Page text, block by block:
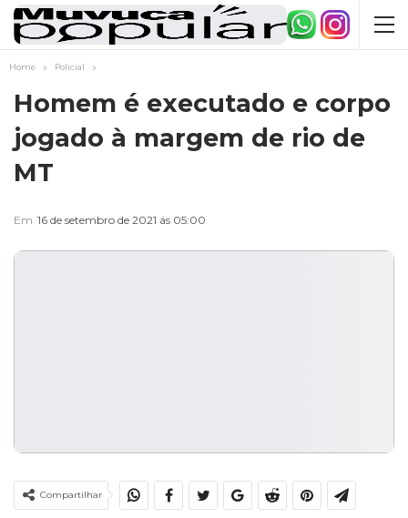
Home Policial
Homem é executado e corpo
jogado à margem de rio de
MT
Em 16 de setembro de 2021 ás 05:00
Compartilhar